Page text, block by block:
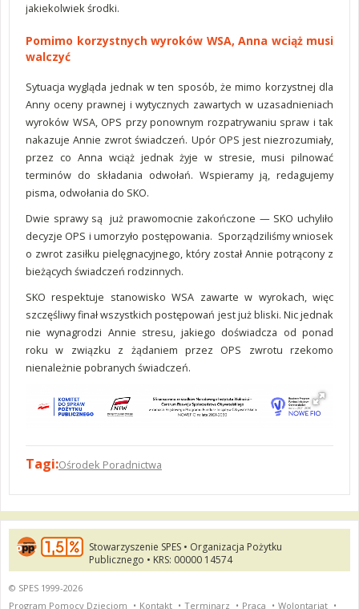
jakiekolwiek środki.
Pomimo korzystnych wyroków WSA, Anna wciąż musi
walczyć
Sytuacja wygląda jednak w ten sposób, że mimo korzystnej dla
Anny oceny prawnej i wytycznych zawartych w uzasadnieniach
wyroków WSA, OPS przy ponownym rozpatrywaniu spraw i tak
nakazuje Annie zwrot świadczeń. Upór OPS jest niezrozumiały,
przez co Anna wciąż jednak żyje w stresie, musi pilnować
terminów do składania odwołań. Wspieramy ją, redagujemy
pisma, odwołania do SKO.
Dwie sprawy są już prawomocnie zakończone — SKO uchyliło
decyzje OPS i umorzyło postępowania. Sporządziliśmy wniosek
o zwrot zasiłku pielęgnacyjnego, który został Annie potrącony z
bieżących świadczeń rodzinnych.
SKO respektuje stanowisko WSA zawarte w wyrokach, więc
szczęśliwy finał wszystkich postępowań jest już bliski. Nic jednak
nie wynagrodzi Annie stresu, jakiego doświadcza od ponad
roku w związku z żądaniem przez OPS zwrotu rzekomo
nienależnie pobranych świadczeń.
Tagi:Ośrodek Poradnictwa
Stowarzyszenie SPES • Organizacja Pożytku
Publicznego • KRS: 00000 14574
© SPES 1999-2026
Program Pomocy Dzieciom • Kontakt • Terminarz • Praca • Wolontariat •